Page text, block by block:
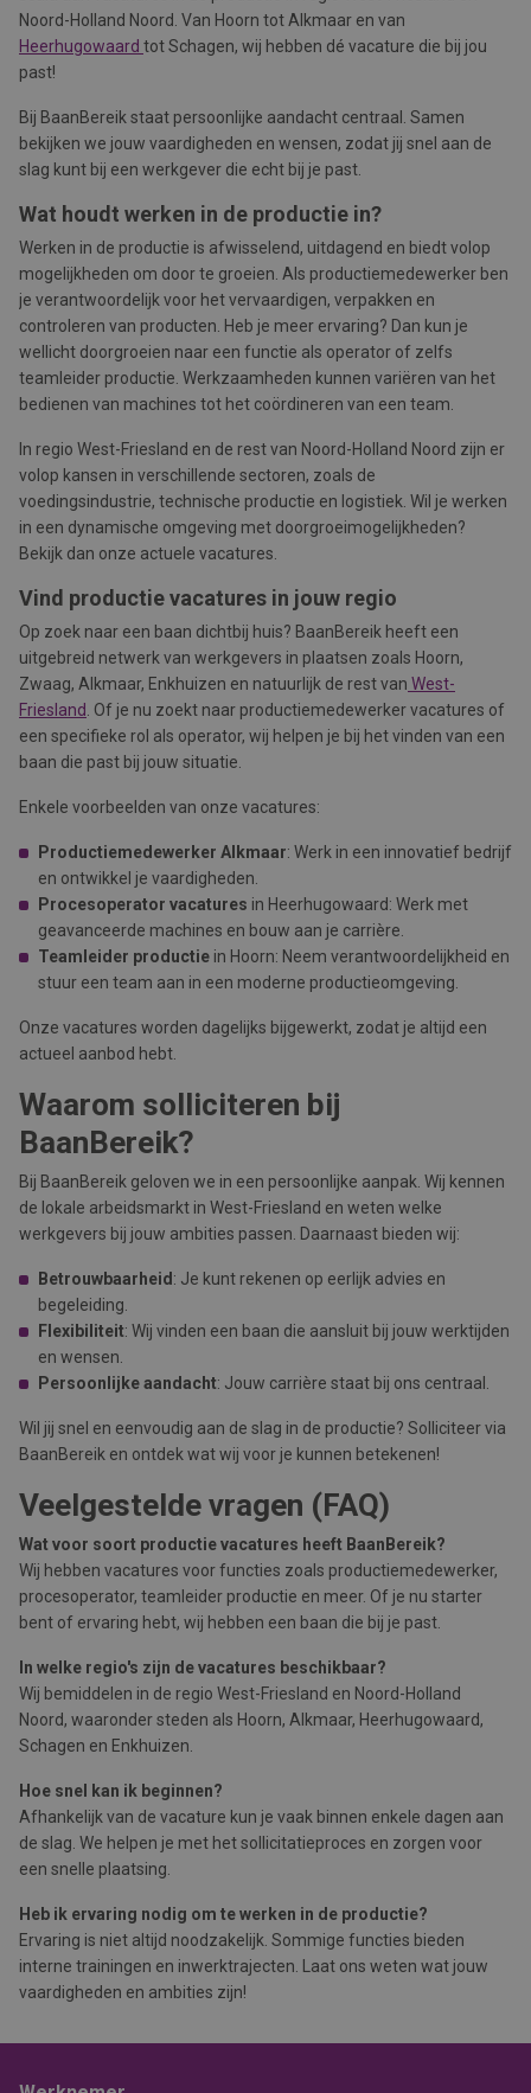
Noord-Holland Noord. Van Hoorn tot Alkmaar en van
Heerhugowaard tot Schagen, wij hebben dé vacature die bij jou
past!
Bij BaanBereik staat persoonlijke aandacht centraal. Samen
bekijken we jouw vaardigheden en wensen, zodat jij snel aan de
slag kunt bij een werkgever die echt bij je past.
Wat houdt werken in de productie in?
Werken in de productie is afwisselend, uitdagend en biedt volop
mogelijkheden om door te groeien. Als productiemedewerker ben
je verantwoordelijk voor het vervaardigen, verpakken en
controleren van producten. Heb je meer ervaring? Dan kun je
wellicht doorgroeien naar een functie als operator of zelfs
teamleider productie. Werkzaamheden kunnen variëren van het
bedienen van machines tot het coördineren van een team.
In regio West-Friesland en de rest van Noord-Holland Noord zijn er
volop kansen in verschillende sectoren, zoals de
voedingsindustrie, technische productie en logistiek. Wil je werken
in een dynamische omgeving met doorgroeimogelijkheden?
Bekijk dan onze actuele vacatures.
Vind productie vacatures in jouw regio
Op zoek naar een baan dichtbij huis? BaanBereik heeft een
uitgebreid netwerk van werkgevers in plaatsen zoals Hoorn,
Zwaag, Alkmaar, Enkhuizen en natuurlijk de rest van West-
Friesland . Of je nu zoekt naar productiemedewerker vacatures of
een specifieke rol als operator, wij helpen je bij het vinden van een
baan die past bij jouw situatie.
Enkele voorbeelden van onze vacatures:
Productiemedewerker Alkmaar: Werk in een innovatief bedrijf
en ontwikkel je vaardigheden.
Procesoperator vacatures in Heerhugowaard: Werk met
geavanceerde machines en bouw aan je carrière.
Teamleider productie in Hoorn: Neem verantwoordelijkheid en
stuur een team aan in een moderne productieomgeving.
Onze vacatures worden dagelijks bijgewerkt, zodat je altijd een
actueel aanbod hebt.
Waarom solliciteren bij
BaanBereik?
Bij BaanBereik geloven we in een persoonlijke aanpak. Wij kennen
de lokale arbeidsmarkt in West-Friesland en weten welke
werkgevers bij jouw ambities passen. Daarnaast bieden wij:
Betrouwbaarheid : Je kunt rekenen op eerlijk advies en
begeleiding.
Flexibiliteit: Wij vinden een baan die aansluit bij jouw werktijden
en wensen.
Persoonlijke aandacht: Jouw carrière staat bij ons centraal.
Wil jij snel en eenvoudig aan de slag in de productie? Solliciteer via
BaanBereik en ontdek wat wij voor je kunnen betekenen!
Veelgestelde vragen (FAQ)
Wat voor soort productie vacatures heeft BaanBereik?
Wij hebben vacatures voor functies zoals productiemedewerker,
procesoperator, teamleider productie en meer. Of je nu starter
bent of ervaring hebt, wij hebben een baan die bij je past.
In welke regio's zijn de vacatures beschikbaar?
Wij bemiddelen in de regio West-Friesland en Noord-Holland
Noord, waaronder steden als Hoorn, Alkmaar, Heerhugowaard,
Schagen en Enkhuizen.
Hoe snel kan ik beginnen?
Afhankelijk van de vacature kun je vaak binnen enkele dagen aan
de slag. We helpen je met het sollicitatieproces en zorgen voor
een snelle plaatsing.
Heb ik ervaring nodig om te werken in de productie?
Ervaring is niet altijd noodzakelijk. Sommige functies bieden
interne trainingen en inwerktrajecten. Laat ons weten wat jouw
vaardigheden en ambities zijn!